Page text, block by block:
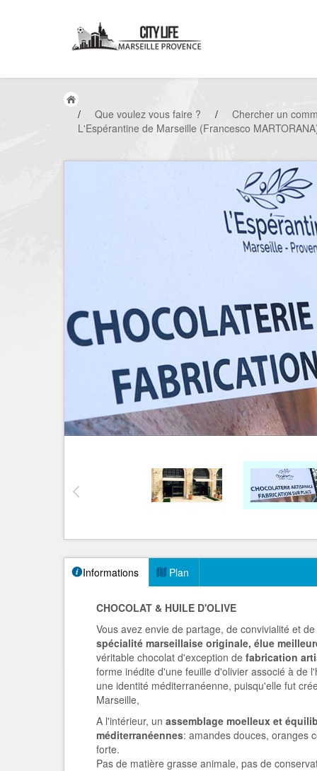
/ Que voulez vous faire ? /
Chercher un
L'Espérantine de Marseille (Francesco
Informations Plan
CHOCOLAT & HUILE D'OLIVE
Vous avez envie de partage, de convivialité et
spécialité marseillaise originale, élue
véritable chocolat d'exception de fabrication
forme inédite d'une feuille d'olivier associé à de
une identité méditerranéenne, puisqu'elle fut
Marseille,
A l'intérieur, un assemblage moelleux et
méditerranéennes: amandes douces, oranges
forte.
Pas de matière grasse animale, pas de